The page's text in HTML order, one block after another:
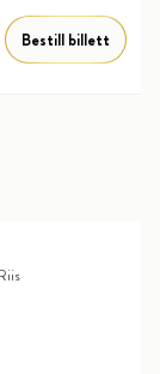
Bestill billett